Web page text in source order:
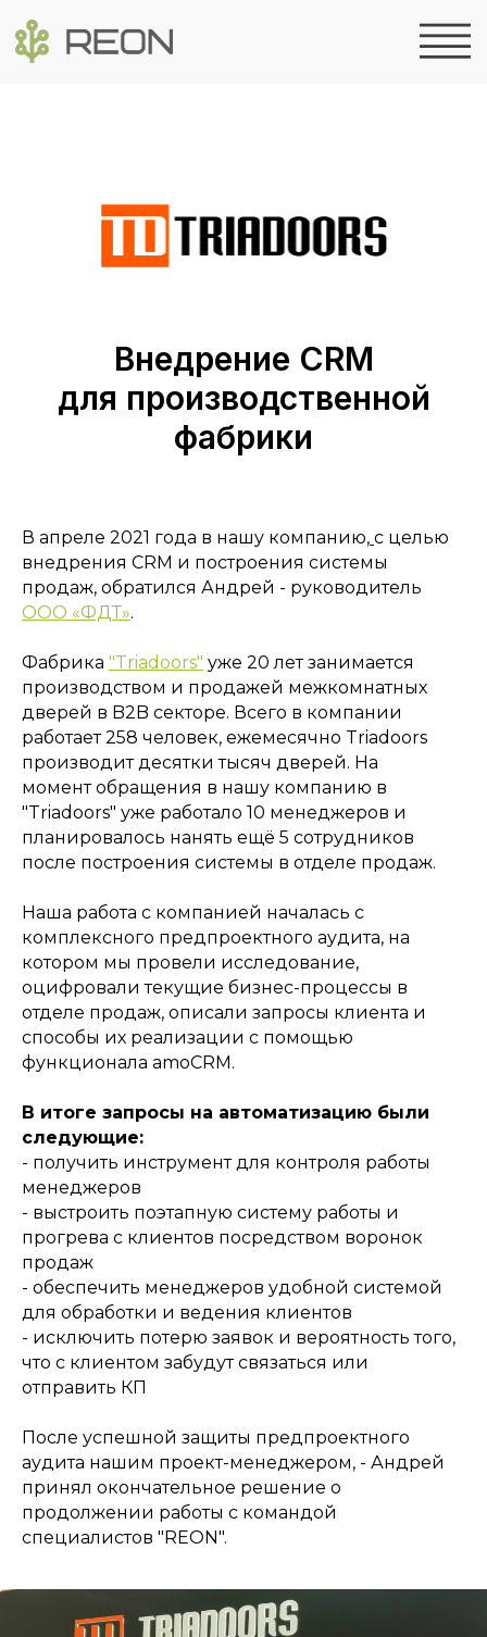
Внедрение CRM
для производственной
фабрики
В апреле 2021 года в нашу компанию, с целью
внедрения CRM и построения системы
продаж, обратился Андрей - руководитель
ООО «ФДТ».
Фабрика "Triadoors" уже 20 лет занимается
производством и продажей межкомнатных
дверей в B2B секторе. Всего в компании
работает 258 человек, ежемесячно Triadoors
производит десятки тысяч дверей. На
момент обращения в нашу компанию в
"Triadoors" уже работало 10 менеджеров и
планировалось нанять ещё 5 сотрудников
после построения системы в отделе продаж.
Наша работа с компанией началась с
комплексного предпроектного аудита, на
котором мы провели исследование,
оцифровали текущие бизнес-процессы в
отделе продаж, описали запросы клиента и
способы их реализации с помощью
функционала amoCRM.
В итоге запросы на автоматизацию были
следующие:
- получить инструмент для контроля работы
менеджеров
- выстроить поэтапную систему работы и
прогрева с клиентов посредством воронок
продаж
- обеспечить менеджеров удобной системой
для обработки и ведения клиентов
- исключить потерю заявок и вероятность того,
что с клиентом забудут связаться или
отправить КП
После успешной защиты предпроектного
аудита нашим проект-менеджером, - Андрей
принял окончательное решение о
продолжении работы с командой
специалистов "REON".